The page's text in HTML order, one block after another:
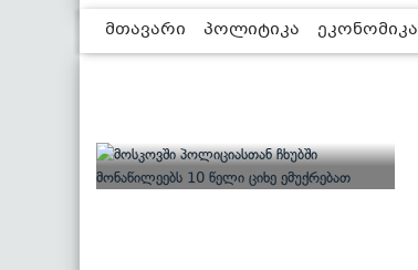
მთავარი პოლიტიკა ეკონომიკა